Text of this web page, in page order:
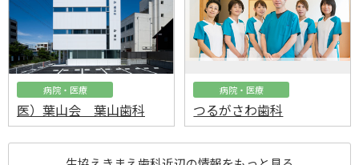
病院・医療
医）葉山会 葉山歯科
病院・医療
つるがさわ歯科